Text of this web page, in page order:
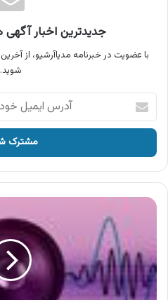
جدیدترین اخبار آگهی
با عضویت در خبرنامه مدیاآرشیو، از
شوید.
آدرس
ایمیل
خود
وارد
کنید
آگهی
نمایشگاه
آلات
و
صنایع
وابسته